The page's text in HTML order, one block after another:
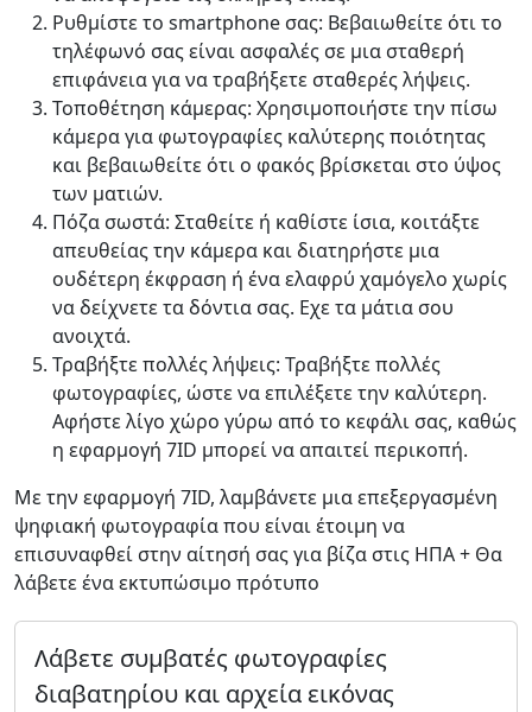
Ρυθμίστε το smartphone σας: Βεβαιωθείτε ότι το
τηλέφωνό σας είναι ασφαλές σε μια σταθερή
επιφάνεια για να τραβήξετε σταθερές λήψεις.
Τοποθέτηση κάμερας: Χρησιμοποιήστε την πίσω
κάμερα για φωτογραφίες καλύτερης ποιότητας
και βεβαιωθείτε ότι ο φακός βρίσκεται στο ύψος
των ματιών.
Πόζα σωστά: Σταθείτε ή καθίστε ίσια, κοιτάξτε
απευθείας την κάμερα και διατηρήστε μια
ουδέτερη έκφραση ή ένα ελαφρύ χαμόγελο χωρίς
να δείχνετε τα δόντια σας. Εχε τα μάτια σου
ανοιχτά.
Τραβήξτε πολλές λήψεις: Τραβήξτε πολλές
φωτογραφίες, ώστε να επιλέξετε την καλύτερη.
Αφήστε λίγο χώρο γύρω από το κεφάλι σας, καθώς
η εφαρμογή 7ID μπορεί να απαιτεί περικοπή.
Με την εφαρμογή 7ID, λαμβάνετε μια επεξεργασμένη
ψηφιακή φωτογραφία που είναι έτοιμη να
επισυναφθεί στην αίτησή σας για βίζα στις ΗΠΑ + Θα
λάβετε ένα εκτυπώσιμο πρότυπο
Λάβετε συμβατές φωτογραφίες
διαβατηρίου και αρχεία εικόνας